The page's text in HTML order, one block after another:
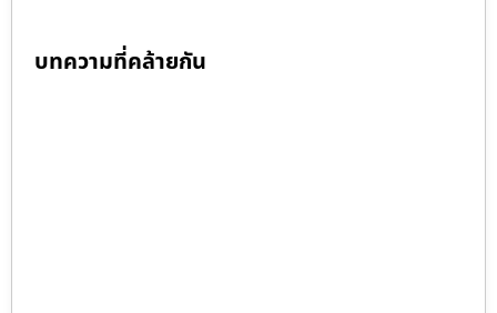
บทความที่คล้ายกัน